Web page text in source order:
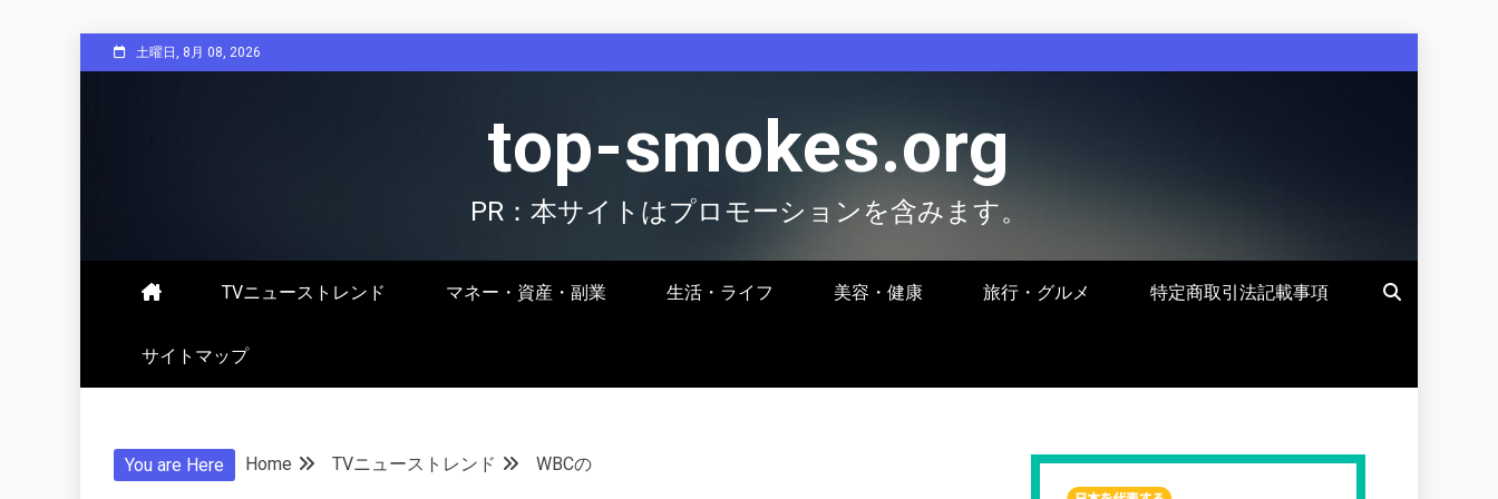
to
土曜日, 8月 08, 2026
top-smokes.org
PR：本サイトはプロモーションを含みます。
TVニューストレンド マネー・資産・副業 生活・ライフ 美容・健康 旅行・グルメ 特定商取引法記載事項
サイトマップ
You are Here Home TVニューストレンド WBCの